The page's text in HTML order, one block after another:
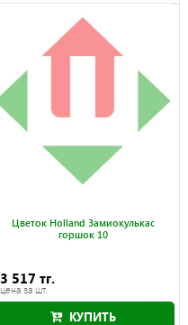
Цветок Holland Замиокулькас
горшок 10
3 517 тг.
цена за шт.
КУПИТЬ